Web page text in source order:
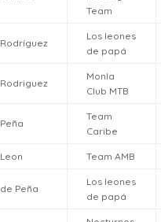
Team
Rodríguez
Los leones
de papá
Rodriguez
Monla
Club MTB
Peña
Team
Caribe
Leon Team AMB
de Peña
Los leones
de papá